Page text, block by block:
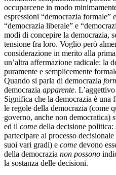
occuparcene in modo
espressioni “democrazia formale”
“democrazia liberale” e
modi di concepire la democrazia,
tensione fra loro. Voglio però
considerazione in merito alla
un’altra affermazione radicale: la
puramente e semplicemente
Quando si parla di democrazia
democrazia apparente.
Significa che la democrazia è una
le regole della democrazia (come
governo, anche non democratica)
ed il come della decisione politica:
partecipare al processo
suoi vari gradi) e come devono
della democrazia non possono
la sostanza delle decisioni.